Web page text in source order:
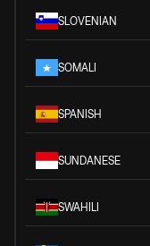
SLOVENIAN
SOMALI
SPANISH
SUNDANESE
SWAHILI